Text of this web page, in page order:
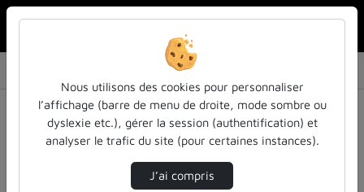
Semaine du numérique responsable : Portrait …
Nous utilisons des cookies pour personnaliser
l’affichage (barre de menu de droite, mode sombre ou
dyslexie etc.), gérer la session (authentification) et
analyser le trafic du site (pour certaines instances).
J’ai compris